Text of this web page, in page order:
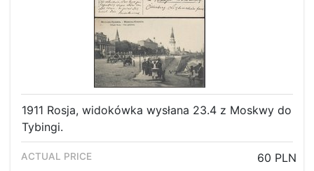
1911 Rosja, widokówka wysłana 23.4 z Moskwy do
Tybingi.
60 PLN